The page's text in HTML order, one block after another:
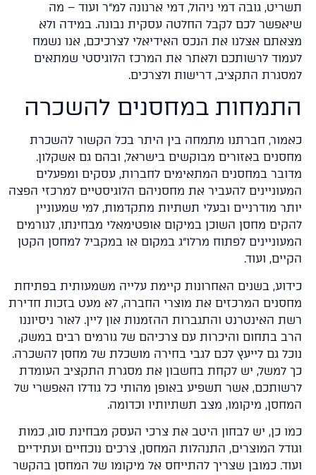
גובה דמי ניהול, דמי ארנונה למ"ר ועוד – מה
לכם לקבל החלטה עסקית נבונה. במידה ולא
אצלנו את הנכס האידיאלי לצרכיכם, אנו נשמח
לרשותכם ולאתר את המרכז הלוגיסטי שמתאים
התקציב, דרישות ולצרכים.
במחסנים להשכרה
חברתנו מתמחה בין היתר בכל הקשור להשכרת
באזורים מבוקשים בישראל, ובהם גם אשקלון.
במחסנים המתאימים לחברות, עסקים ומפעלים
להעביר את מחסניהם הלוגיסטיים למרכזי הפצה
מודרניים ובעלי תשתיות מתקדמות, למי שמעוניין
מחסן השוכן במיקום אופטימאלי מבחינתו, לגורמים
לפתוח מרלו"ג במקום או במקביל למחסן הקטן
ועוד.
בשנים האחרונות קיימת עלייה משמעותית בפתיחת
המרכזים את מוצרי החברה, לא מעט בזכות חדירת
האינטרנט והתגברות ההזמנות און ליין. לאור ניסיוננו
בתחום והיכרות עם צרכיהם של גורמים רבים במשק,
גם לייעץ לכם לגבי בחירה מושכלת של מחסן להשכרה.
למשל, יש לקחת בחשבון את מסגרת התקציב העומדת
אשר תשפיע באופן מהותי כל גודלו האפשרי של
מיקומו, מצב תשתיותיו וכדומה.
כן, יש לבחון היטב את צרכי העסק מבחינת סוג, כמות
המוצרים, התנהלות המחסן, צרכים נוכחיים ועתידיים
כמובן שצריך להתייחס אל מיקומו של המחסן בהקשר